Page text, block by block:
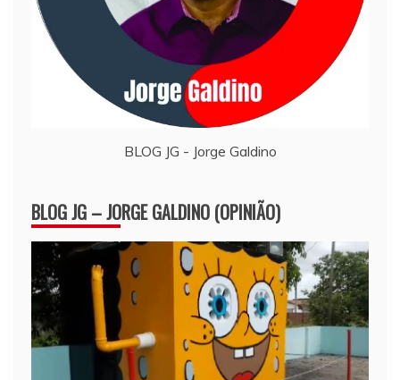
BLOG JG - Jorge Galdino
BLOG JG – JORGE GALDINO (OPINIÃO)